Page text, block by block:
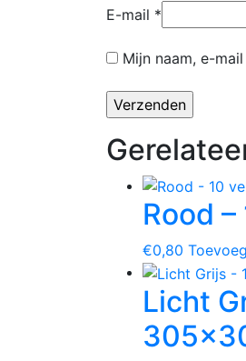
E-mail *
Mijn naam, e-
Rood
€0,80
Licht